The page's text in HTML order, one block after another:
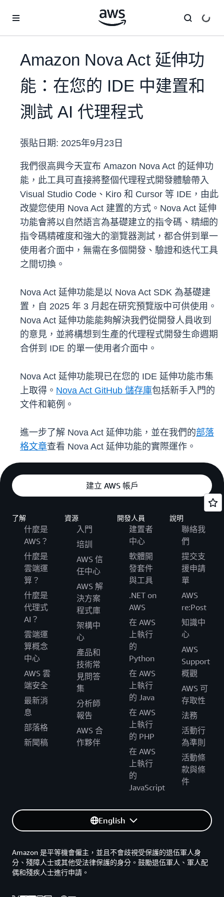
Amazon Nova Act 延伸功
能：在您的 IDE 中建置和
測試 AI 代理程式
張貼日期: 2025年9月23日
我們很高興今天宣布 Amazon Nova Act 的延伸功
能，此工具可直接將整個代理程式開發體驗帶入
Visual Studio Code、Kiro 和 Cursor 等 IDE，由此
改變您使用 Nova Act 建置的方式。Nova Act 延伸
功能會將以自然語言為基礎建立的指令碼、精細的
指令碼精確度和強大的瀏覽器測試，都合併到單一
使用者介面中，無需在多個開發、驗證和迭代工具
之間切換。
Nova Act 延伸功能是以 Nova Act SDK 為基礎建
置，自 2025 年 3 月起在研究預覽版中可供使用。
Nova Act 延伸功能能夠解決我們從開發人員收到
的意見，並將構想到生產的代理程式開發生命週期
合併到 IDE 的單一使用者介面中。
Nova Act 延伸功能現已在您的 IDE 延伸功能市集
上取得。 Nova Act GitHub 儲存庫包括新手入門的
文件和範例。
進一步了解 Nova Act 延伸功能，並在我們的部落
格文章查看 Nova Act 延伸功能的實際運作。
建立 AWS 帳戶
了解
什麼是
AWS？
什麼是
雲端運
算？
什麼是
代理式
AI？
雲端運
算概念
中心
AWS 雲
端安全
最新消
息
部落格
新聞稿
資源
入門
培訓
AWS 信
任中心
AWS 解
決方案
程式庫
架構中
心
產品和
技術常
見問答
集
分析師
報告
AWS 合
作夥伴
開發人員
建置者
中心
軟體開
發套件
與工具
.NET on
AWS
在 AWS
上執行
的
Python
在 AWS
上執行
的 Java
在 AWS
上執行
的 PHP
在 AWS
上執行
的
JavaScript
說明
聯絡我
們
提交支
援申請
單
AWS
re:Post
知識中
心
AWS
Support
概觀
AWS 可
存取性
法務
活動行
為準則
活動條
款與條
件
English
Amazon 是平等機會僱主，並且不會歧視受保護的退伍軍人身
分、殘障人士或其他受法律保護的身分。鼓勵退伍軍人、軍人配
偶和殘疾人士進行申請。